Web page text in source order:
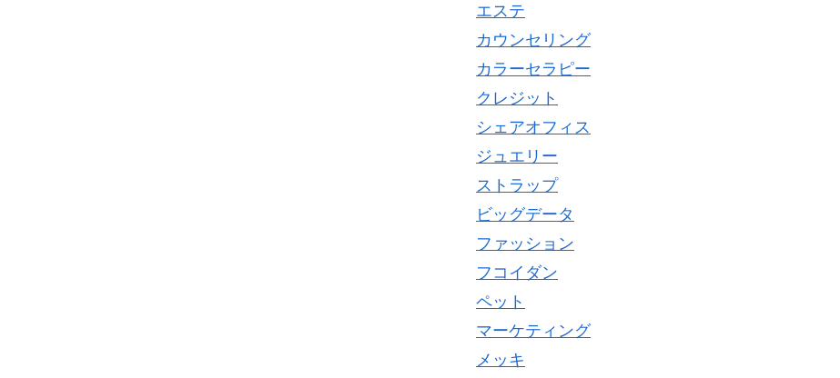
エステ
カウンセリング
カラーセラピー
クレジット
シェアオフィス
ジュエリー
ストラップ
ビッグデータ
ファッション
フコイダン
ペット
マーケティング
メッキ